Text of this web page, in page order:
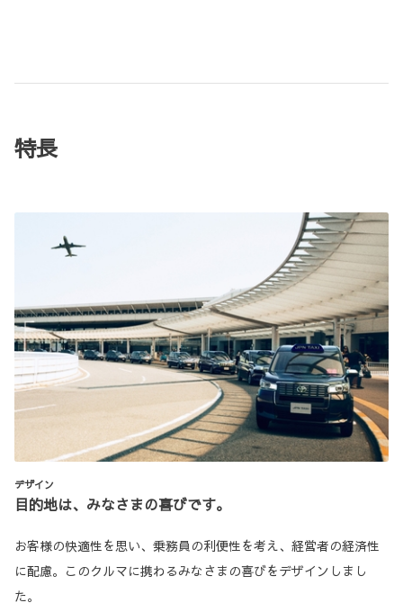
特長
デザイン
目的地は、みなさまの喜びです。
お客様の快適性を思い、乗務員の利便性を考え、経営者の経済性
に配慮。このクルマに携わるみなさまの喜びをデザインしまし
た。